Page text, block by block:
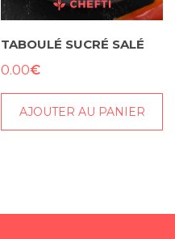
TABOULÉ SUCRÉ SALÉ
0.00€
AJOUTER AU PANIER